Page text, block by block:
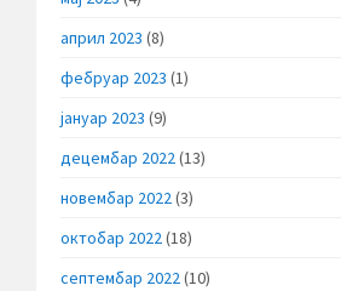
април 2023 (8)
фебруар 2023 (1)
јануар 2023 (9)
децембар 2022(13)
новембар 2022(3)
октобар 2022(18)
септембар 2022(10)